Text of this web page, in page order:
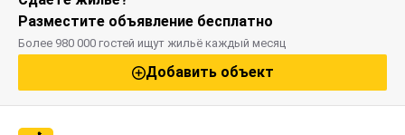
Разместите объявление бесплатно
Более 980 000 гостей ищут жильё каждый месяц
Добавить объект